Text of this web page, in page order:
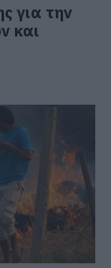
για την
και